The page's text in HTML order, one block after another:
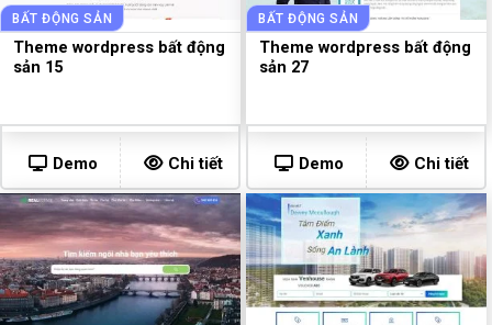
BẤT ĐỘNG SẢN
Theme wordpress bất động
sản 15
Demo Chi tiết
BẤT ĐỘNG SẢN
Theme wordpress bất động
sản 27
Demo Chi tiết